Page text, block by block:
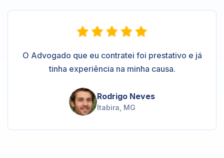
O Advogado que eu contratei foi prestativo e já
tinha experiência na minha causa.
Rodrigo Neves
Itabira, MG